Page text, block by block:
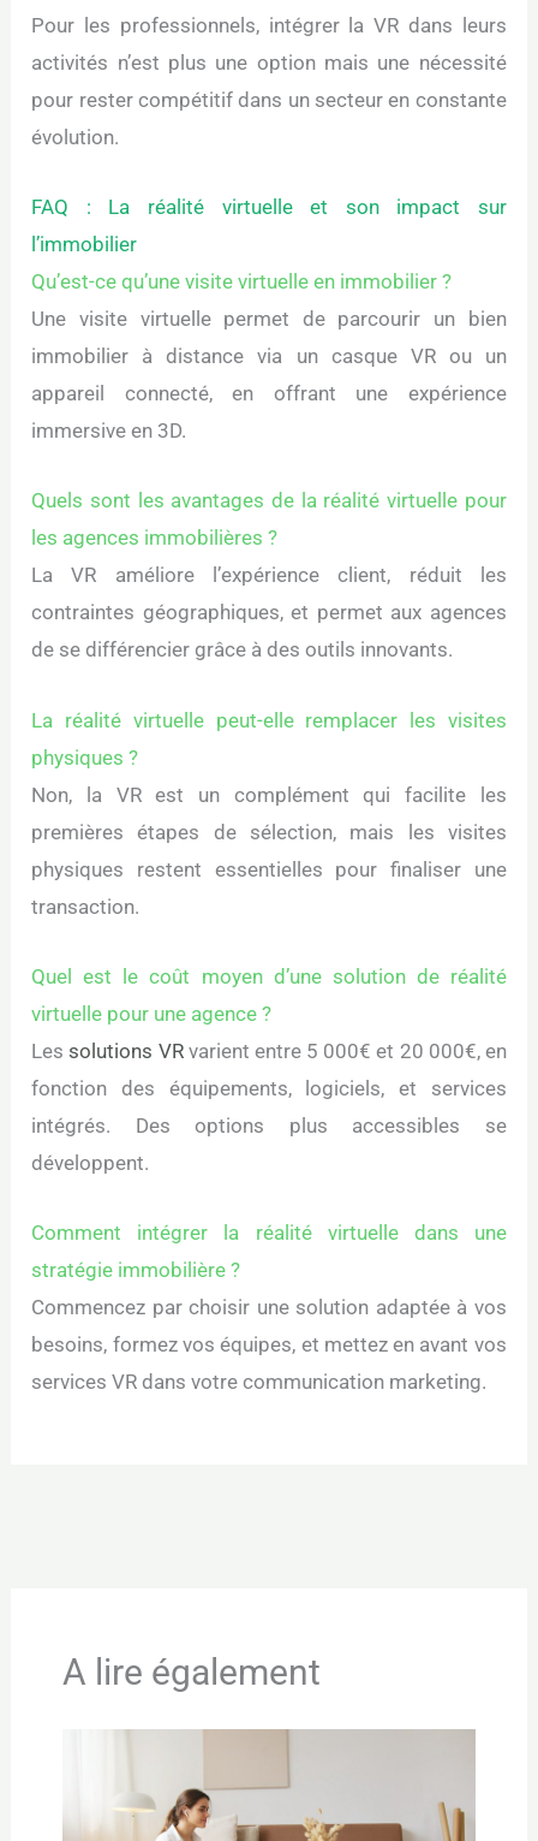
Pour les professionnels, intégrer la VR dans leurs
activités n’est plus une option mais une nécessité
pour rester compétitif dans un secteur en constante
évolution.
FAQ : La réalité virtuelle et son impact sur
l’immobilier
Qu’est-ce qu’une visite virtuelle en immobilier ?
Une visite virtuelle permet de parcourir un bien
immobilier à distance via un casque VR ou un
appareil connecté, en offrant une expérience
immersive en 3D.
Quels sont les avantages de la réalité virtuelle pour
les agences immobilières ?
La VR améliore l’expérience client, réduit les
contraintes géographiques, et permet aux agences
de se différencier grâce à des outils innovants.
La réalité virtuelle peut-elle remplacer les visites
physiques ?
Non, la VR est un complément qui facilite les
premières étapes de sélection, mais les visites
physiques restent essentielles pour finaliser une
transaction.
Quel est le coût moyen d’une solution de réalité
virtuelle pour une agence ?
Lessolutions VR varient entre 5 000€ et 20 000€, en
fonction des équipements, logiciels, et services
intégrés. Des options plus accessibles se
développent.
Comment intégrer la réalité virtuelle dans une
stratégie immobilière ?
Commencez par choisir une solution adaptée à vos
besoins, formez vos équipes, et mettez en avant vos
services VR dans votre communication marketing.
A lire également